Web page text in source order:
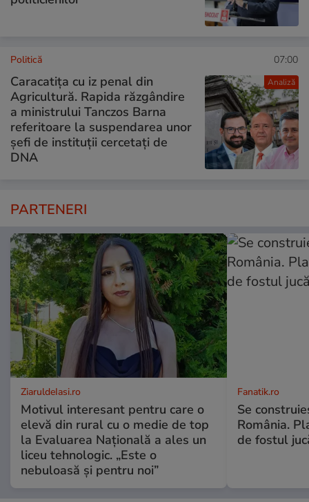
Analiză
Politică 07:00
Caracatița cu iz penal din
Agricultură. Rapida răzgândire
a ministrului Tanczos Barna
referitoare la suspendarea unor
șefi de instituții cercetați de
DNA
PARTENERI
ZiaruldeIasi.ro
Motivul interesant pentru care o
elevă din rural cu o medie de top
la Evaluarea Națională a ales un
liceu tehnologic. „Este o
nebuloasă și pentru noi”
Fanatik.ro
Se
România.
de fostul